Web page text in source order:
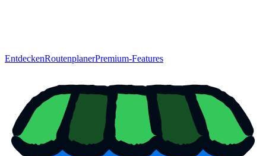
EntdeckenRoutenplanerPremium-Features